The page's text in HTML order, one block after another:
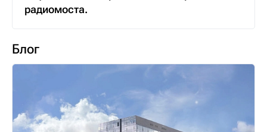
радиомоста.
Блог